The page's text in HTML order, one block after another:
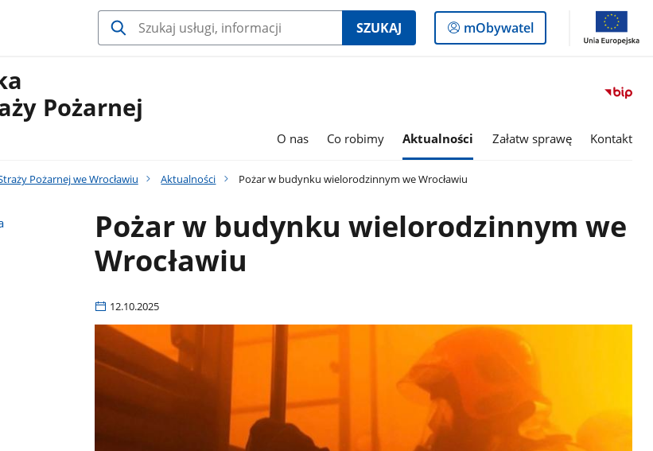
SZUKAJ
Logowanie
do
mObywatel
Pożarnej
O nas Co robimy Aktualności Załatw sprawę Kontakt
Pożarnej we Wrocławiu Aktualności Pożar w budynku wielorodzinnym we Wrocławiu
Pożar w budynku wielorodzinnym we
Wrocławiu
12.10.2025